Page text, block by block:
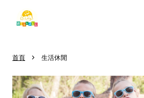
首頁 › 生活休閒
您的購物車目前還
繼續購物